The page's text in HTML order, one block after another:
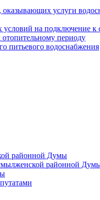
услуги
на подключение к
периоду
питьевого водоснабжения
районной Думы
районной